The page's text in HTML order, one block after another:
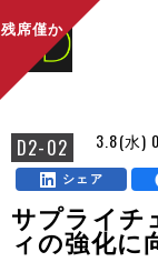
D2-02 3.8(水)
シェア
残席僅か
サプライチ
ィの強化に